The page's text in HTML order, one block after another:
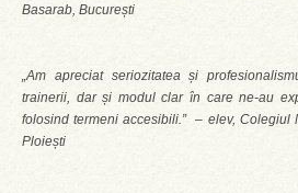
Basarab, București
„Am apreciat seriozitatea și
trainerii, dar și modul clar în care ne-au
folosind termeni accesibili.” – elev, Colegiul
Ploiești